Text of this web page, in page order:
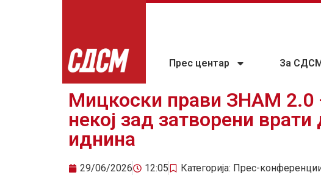
Прес центар За
Мицкоски прави ЗНАМ 2.0
некој зад затворени
иднина
29/06/2026 12:05 Категорија: Прес-